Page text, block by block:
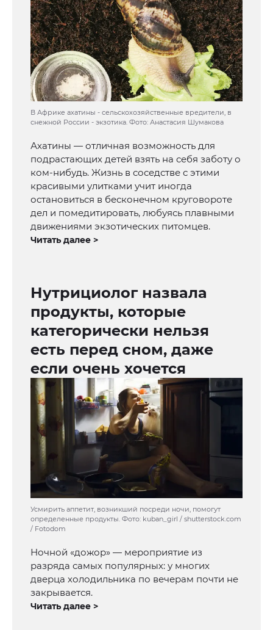
В Африке ахатины - сельскохозяйственные вредители, в
снежной России - экзотика. Фото: Анастасия Шумакова
Ахатины — отличная возможность для
подрастающих детей взять на себя заботу о
ком-нибудь. Жизнь в соседстве с этими
красивыми улитками учит иногда
остановиться в бесконечном круговороте
дел и помедитировать, любуясь плавными
движениями экзотических питомцев.
Читать далее >
Нутрициолог назвала
продукты, которые
категорически нельзя
есть перед сном, даже
если очень хочется
Усмирить аппетит, возникший посреди ночи, помогут
определенные продукты. Фото: kuban_girl / shutterstock.com
/ Fotodom
Ночной «дожор» — мероприятие из
разряда самых популярных: у многих
дверца холодильника по вечерам почти не
закрывается.
Читать далее >